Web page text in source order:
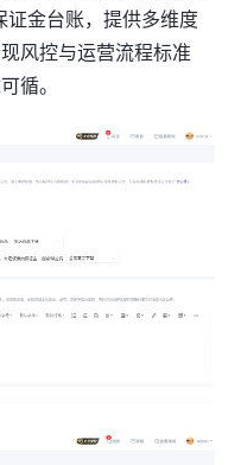
金台账，提供多维度
风控与运营流程标准
循。